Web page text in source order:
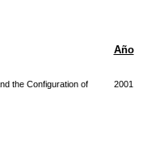
Año
the Configuration of
2001